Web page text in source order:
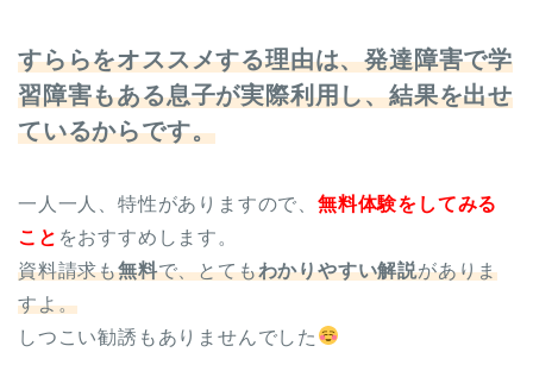
すららをオススメする理由は、発達障害で学
習障害もある息子が実際利用し、結果を出せ
ているからです。
一人一人、特性がありますので、 無料体験をしてみる
こと をおすすめします。
資料請求も無料で、とてもわかりやすい解説がありま
すよ。
しつこい勧誘もありませんでした